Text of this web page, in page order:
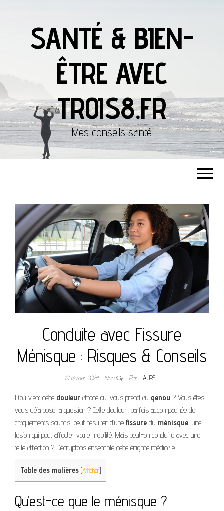
SANTÉ & BIEN-
ÊTRE AVEC
TROIS8.FR
Mes conseils santé
Conduite avec Fissure
Ménisque : Risques & Conseils
19 février 2024 Non ParLAURE
D’où vient cette douleur atroce qui vous prend au genou ? Vous êtes-
vous déjà posé la question ? Cette douleur, parfois accompagnée de
craquements sourds, peut résulter d’une fissure du ménisque, une
lésion qui peut affecter votre mobilité. Mais peut-on conduire avec une
telle affection ? Décryptons ensemble cette énigme médicale.
Table des matières [Afficher]
Qu’est-ce que le ménisque ?